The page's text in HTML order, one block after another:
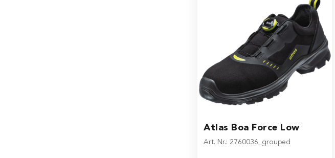
Atlas Boa Force Low
Art. Nr.: 2760036_grouped
The price depends on the options